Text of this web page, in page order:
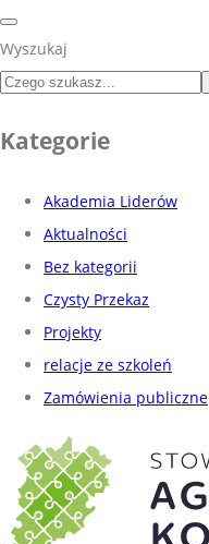
Wyszukaj
Kategorie
Akademia Liderów
Aktualności
Bez kategorii
Czysty Przekaz
Projekty
relacje ze szkoleń
Zamówienia publiczne